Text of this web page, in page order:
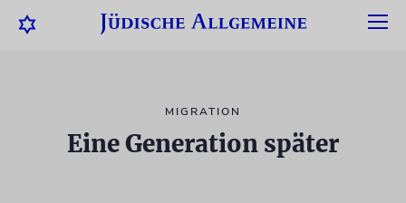
MIGRATION
Eine Generation später